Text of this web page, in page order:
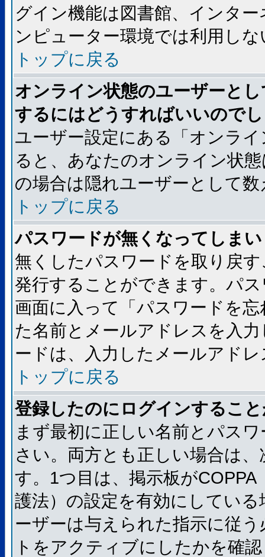
グイン機能は図書館、インタ
ンピューター環境では利用し
トップに戻る
オンライン状態のユーザーと
するにはどうすればいいので
ユーザー設定にある「オンラ
ると、あなたのオンライン状
の場合は隠れユーザーとして
トップに戻る
パスワードが無くなってしま
無くしたパスワードを取り戻
発行することができます。パ
画面に入って「パスワードを
た名前とメールアドレスを入
ードは、入力したメールアド
トップに戻る
登録したのにログインするこ
まず最初に正しい名前とパス
さい。両方とも正しい場合は
す。1つ目は、掲示板が
護法）の設定を有効にしてい
ーザーは与えられた指示に従
トをアクティブにしたかを確